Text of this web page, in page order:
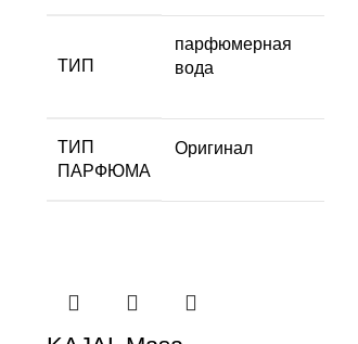
ТИП
парфюмерная
вода
ТИП
ПАРФЮМА
Оригинал